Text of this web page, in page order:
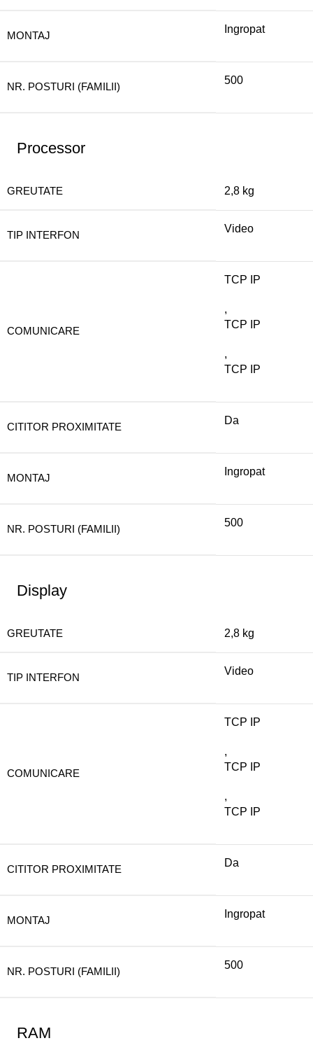
MONTAJ
Ingropat
NR. POSTURI (FAMILII)
500
Processor
GREUTATE 2,8 kg
TIP INTERFON
Video
COMUNICARE
TCP IP
,
TCP IP
,
TCP IP
CITITOR PROXIMITATE
Da
MONTAJ
Ingropat
NR. POSTURI (FAMILII)
500
Display
GREUTATE 2,8 kg
TIP INTERFON
Video
COMUNICARE
TCP IP
,
TCP IP
,
TCP IP
CITITOR PROXIMITATE
Da
MONTAJ
Ingropat
NR. POSTURI (FAMILII)
500
RAM